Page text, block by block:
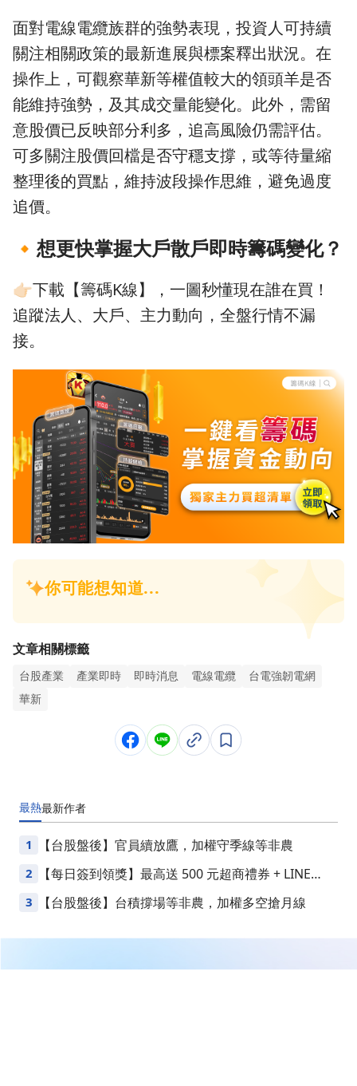
面對電線電纜族群的強勢表現，投資人可持續
關注相關政策的最新進展與標案釋出狀況。在
操作上，可觀察華新等權值較大的領頭羊是否
能維持強勢，及其成交量能變化。此外，需留
意股價已反映部分利多，追高風險仍需評估。
可多關注股價回檔是否守穩支撐，或等待量縮
整理後的買點，維持波段操作思維，避免過度
追價。
🔸 想更快掌握大戶散戶即時籌碼變化？
👉🏻下載【籌碼K線】，一圖秒懂現在誰在買！
追蹤法人、大戶、主力動向，全盤行情不漏
接。
文章相關標籤
台股產業 產業即時 即時消息 電線電纜
台電強韌電網
華新
最熱最新作者
1 【台股盤後】官員續放鷹，加權守季線等非農
2
【每日簽到領獎】最高送 500 元超商禮券 + LINE
Points
3 【台股盤後】台積撐場等非農，加權多空搶月線